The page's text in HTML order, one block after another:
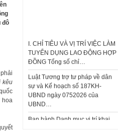
đô
kêu
hoa
TUYỂN DỤNG LAO ĐỘNG HỢP
ĐỒNG Tổng số chỉ…
Luật Tương trợ tư pháp về dân
sự và Kế hoạch số 187KH-
UBND ngày 0752026 của
UBND…
Ban hành Danh mục vị trí khai
thác quảng cáo trên địa bàn